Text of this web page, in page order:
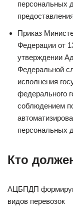
персональных
Приказ
Федерации от
утверждении
Федеральной
исполнения
федерального
соблюдением
персональных
Кто
АЦБПДП
видов перевозок